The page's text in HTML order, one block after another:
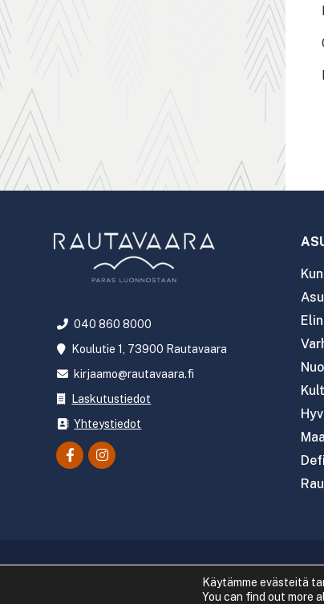
040 860 8000
Koulutie 1, 73900 Rautavaara
kirjaamo@rautavaara.fi
Laskutustiedot
Yhteystiedot
Käytämme evästeitä
You can find out more